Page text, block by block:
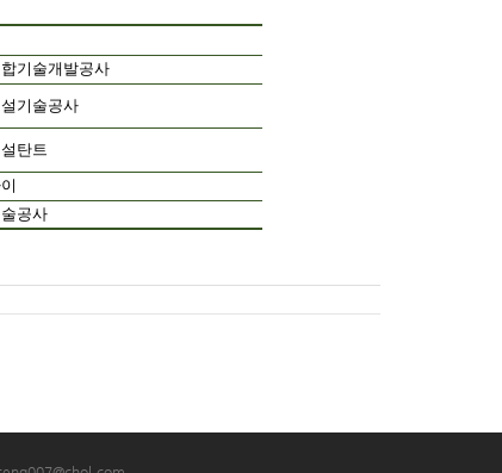
기술개발공사
기술공사
탄트
공사